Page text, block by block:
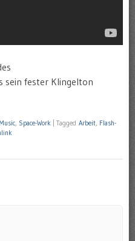
sein fester Klingelton
, Space-Work Tagged Arbeit, Flash-